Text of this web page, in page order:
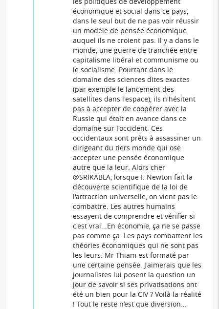
économique et social dans ce pays,
dans le seul but de ne pas voir réussir
un modèle de pensée économique
auquel ils ne croient pas. Il y a dans le
monde, une guerre de tranchée entre
capitalisme libéral et communisme ou
le socialisme. Pourtant dans le
domaine des sciences dites exactes
(par exemple le lancement des
satellites dans l'espace), ils n'hésitent
pas à accepter de coopérer avec la
Russie qui était en avance dans ce
domaine sur l'occident. Ces
occidentaux sont prêts à assassiner un
dirigeant du tiers monde qui ose
accepter une pensée économique
autre que la leur. Alors cher
@SRIKABLA, lorsque I. Newton fait la
découverte scientifique de la loi de
l'attraction universelle, on vient pas le
combattre. Les autres humains
essayent de comprendre et vérifier si
c'est vrai...En économie, ça ne se passe
pas comme ça. Les pays combattent les
théories économiques qui ne sont pas
les leurs. Mr Thiam est formaté par
une certaine pensée. J'aimerais que les
journalistes lui posent la question un
jour de savoir si ses privatisations ont
été un bien pour la CIV ? Voilà la réalité
! Tout le reste n’est que diversion…